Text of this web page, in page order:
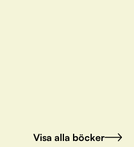
Visa alla böcker